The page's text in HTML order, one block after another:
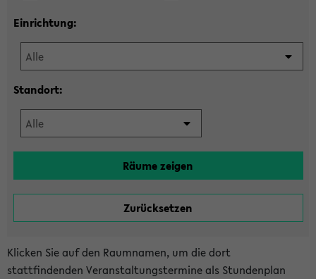
Einrichtung:
Standort:
Klicken Sie auf den Raumnamen, um die dort
stattfindenden Veranstaltungstermine als Stundenplan